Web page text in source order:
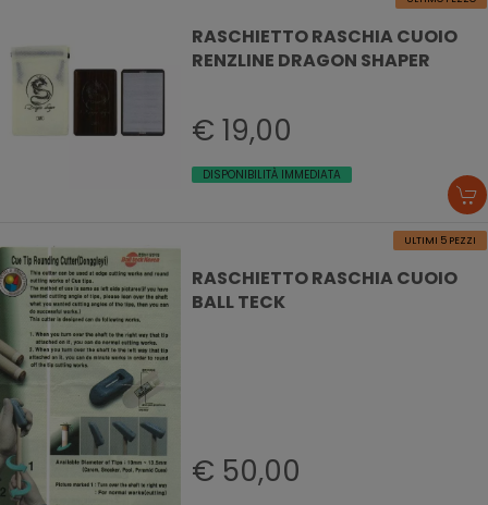
RASCHIETTO RASCHIA CUOIO
RENZLINE DRAGON SHAPER
€ 19,00
DISPONIBILITÀ IMMEDIATA
ULTIMI 5 PEZZI
RASCHIETTO RASCHIA CUOIO
BALL TECK
€ 50,00